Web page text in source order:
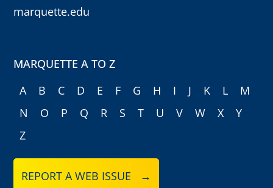
marquette.edu
MARQUETTE A TO Z
A
B C D E F G H I J K L
M
N
O P Q R S T U V W X
Y
Z
REPORT A WEB ISSUE →